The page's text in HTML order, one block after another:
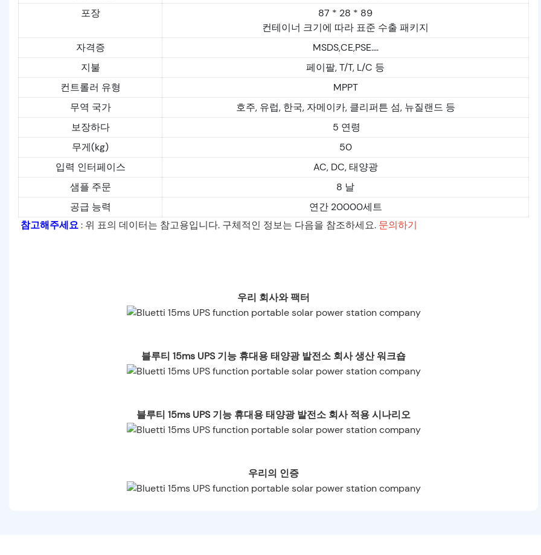
포장
87 * 28 * 89
컨테이너 크기에 따라 표준 수출 패키지
자격증
MSDS,CE,PSE....
지불
페이팔, T/T, L/C 등
컨트롤러 유형
MPPT
무역 국가
호주, 유럽, 한국, 자메이카, 클리퍼튼 섬, 뉴질랜드 등
보장하다
5 연령
무게(kg)
50
입력 인터페이스
AC, DC, 태양광
샘플 주문
8 날
공급 능력
연간 20000세트
참고해주세요: 위 표의 데이터는 참고용입니다. 구체적인 정보는 다음을 참조하세요. 문의하기
우리 회사와 팩터
블루티 15ms UPS 기능 휴대용 태양광 발전소 회사 생산 워크숍
블루티 15ms UPS 기능 휴대용 태양광 발전소 회사 적용 시나리오
우리의 인증